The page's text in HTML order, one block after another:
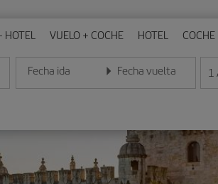
HOTEL VUELO + COCHE HOTEL COCHE
Fecha ida
Introduce la fecha en formato día/mes/año
Fecha vuelta
Introduce la fecha en 1